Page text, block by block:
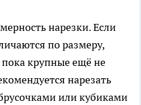
нарезки. Если
по размеру,
пока крупные ещё не
нарезать
или кубиками